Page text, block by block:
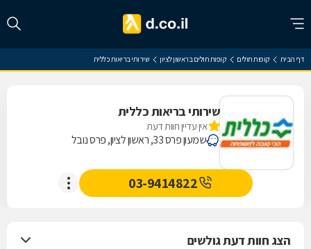
דף הבית קופות חולים קופות חולים בראשון לציון שירותי בריאות כללית
שירותי בריאות כללית
אין עדיין חוות דעת
שמעון פרס 33, ראשון לציון, פרס נובל
03-9414822
הצג חוות דעת גולשים